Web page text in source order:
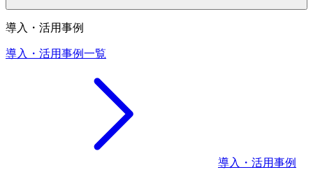
導入・活用事例
導入・活用事例一覧
導入・活用事例